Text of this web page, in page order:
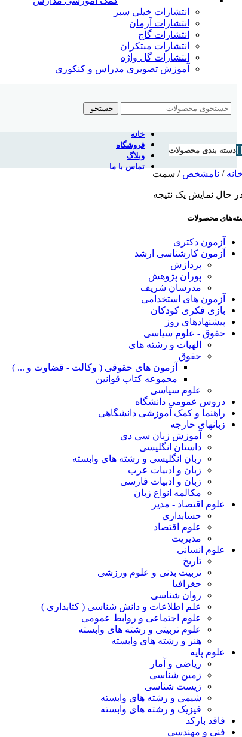
انتشارات خیلی سبز
انتشارات آرمان
انتشارات گاج
انتشارات مبتکران
انتشارات گل واژه
آموزش تصویری مدراس و کنکوری
جستجو
دسته بندی محصولات
خانه
فروشگاه
وبلاگ
تماس با ما
/ نامشخص/ سمت
حال نمایش یک نتیجه
محصولات
آزمون دکتری
آزمون کارشناسی ارشد
پردازش
پوران پژوهش
مدرسان شریف
آزمون های استخدامی
بازی فکری کودکان
پیشنهادهای روز
حقوق - علوم سیاسی
الهیات و رشته های
حقوق
آزمون های حقوقی ( وکالت - قضاوت و ... )
مجموعه کتاب قوانین
علوم سیاسی
دروس عمومی دانشگاه
راهنما و کمک آموزشی دانشگاهی
زبانهای خارجه
آموزش زبان سی دی
داستان انگلیسی
زبان انگلیسی و رشته های وابسته
زبان و ادبیات عرب
زبان و ادبیات فارسی
مکالمه انواع زبان
علوم اقتصاد - مدیر
حسابداری
علوم اقتصاد
مدیریت
علوم انسانی
تاریخ
تربیت بدنی و علوم ورزشی
جغرافیا
روان شناسی
علم اطلاعات و دانش شناسی ( کتابداری )
علوم اجتماعی و روابط عمومی
علوم تربیتی و رشته های وابسته
هنر و رشته های وابسته
علوم پایه
ریاضی و آمار
زمین شناسی
زیست شناسی
شیمی و رشته های وابسته
فیزیک و رشته های وابسته
فاقد بارکد
فنی و مهندسی